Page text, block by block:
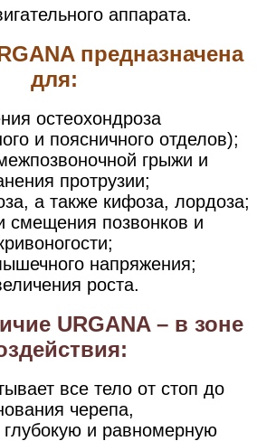
аппарата.
предназначена
для:
остеохондроза
и поясничного отделов);
грыжи и
протрузии;
а также кифоза, лордоза;
смещения позвонков и
напряжения;
роста.
URGANA – в зоне
все тело от стоп до
черепа,
глубокую и равномерную